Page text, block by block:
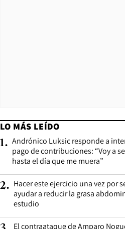
LO MÁS LEÍDO
1. Andrónico Luksic responde a
pago de contribuciones: “Voy a
hasta el día que me muera”
2. Hacer este ejercicio una vez por
ayudar a reducir la grasa
estudio
El contraataque de Amparo